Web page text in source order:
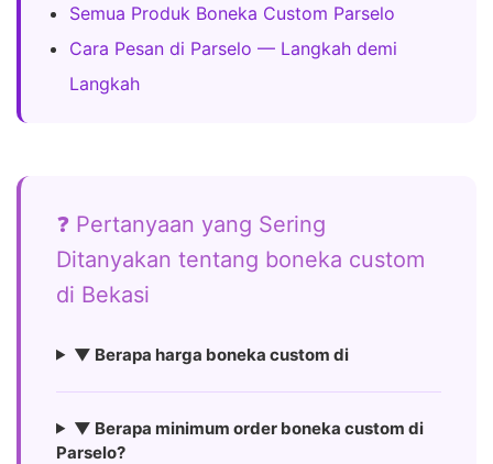
Semua Produk Boneka Custom Parselo
Cara Pesan di Parselo — Langkah demi
Langkah
❓ Pertanyaan yang Sering
Ditanyakan tentang boneka custom
di Bekasi
▼ Berapa harga boneka custom di
▼ Berapa minimum order boneka custom di
Parselo?